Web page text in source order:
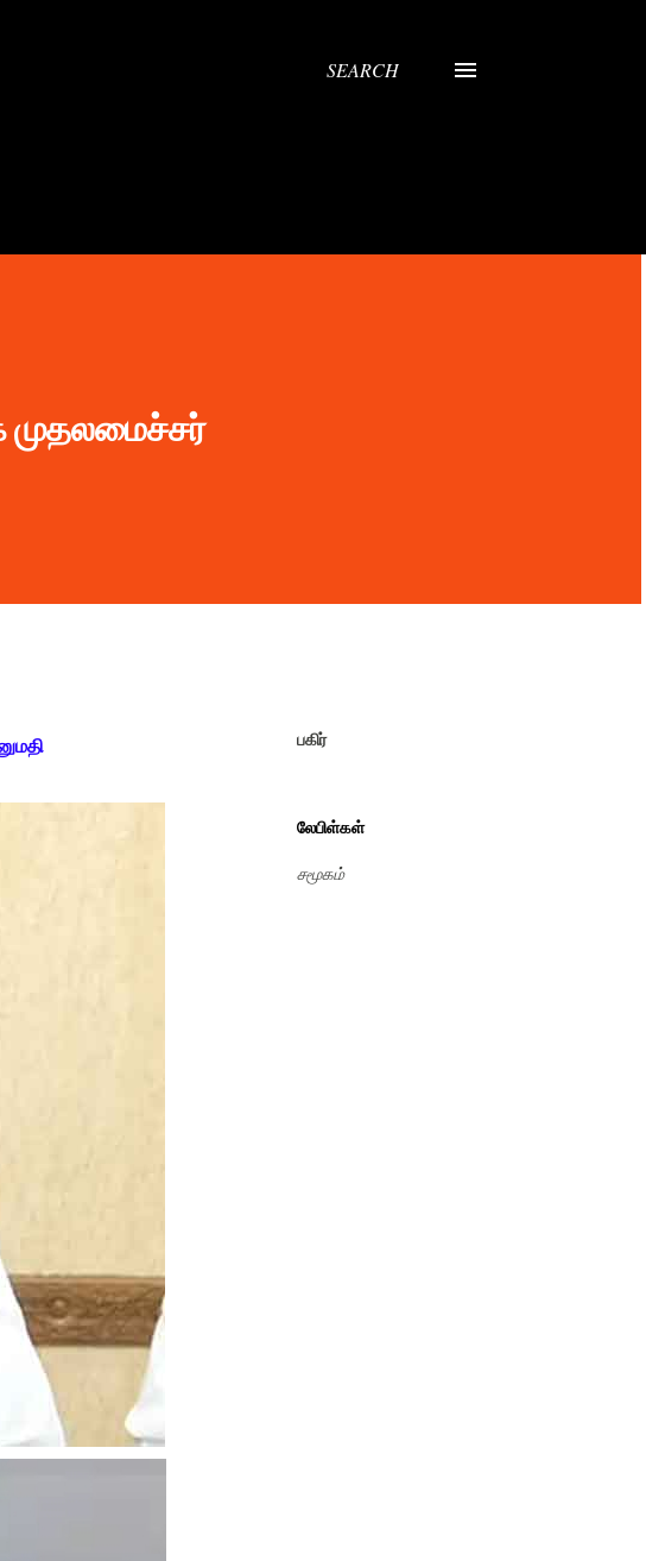
SEARCH
முதலமைச்சர்
பகிர்
லேபிள்கள்
சமூகம்